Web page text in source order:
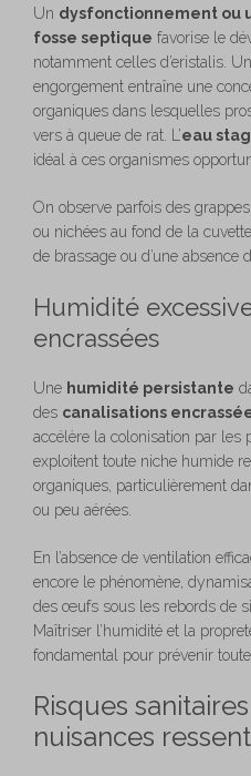
Un dysfonctionnement ou
fosse septique favorise le
notamment celles d’eristalis.
engorgement entraîne une
organiques dans lesquelles
vers à queue de rat. L’eau
idéal à ces organismes
On observe parfois des
ou nichées au fond de la
de brassage ou d’une absence
Humidité
encrassées
Une humidité persistante
des canalisations
accélère la colonisation par les
exploitent toute niche humide
organiques, particulièrement
ou peu aérées.
En l’absence de ventilation
encore le phénomène,
des œufs sous les rebords de
Maîtriser l’humidité et la
fondamental pour prévenir toute
Risques
nuisances